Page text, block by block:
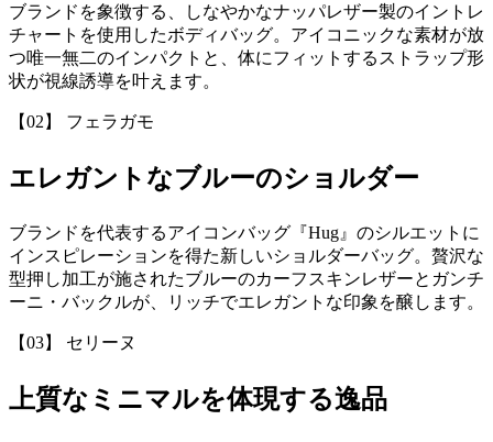
ブランドを象徴する、しなやかなナッパレザー製のイントレ
チャートを使用したボディバッグ。アイコニックな素材が放
つ唯一無二のインパクトと、体にフィットするストラップ形
状が視線誘導を叶えます。
【02】 フェラガモ
エレガントなブルーのショルダー
ブランドを代表するアイコンバッグ『Hug』のシルエットに
インスピレーションを得た新しいショルダーバッグ。贅沢な
型押し加工が施されたブルーのカーフスキンレザーとガンチ
ーニ・バックルが、リッチでエレガントな印象を醸します。
【03】 セリーヌ
上質なミニマルを体現する逸品